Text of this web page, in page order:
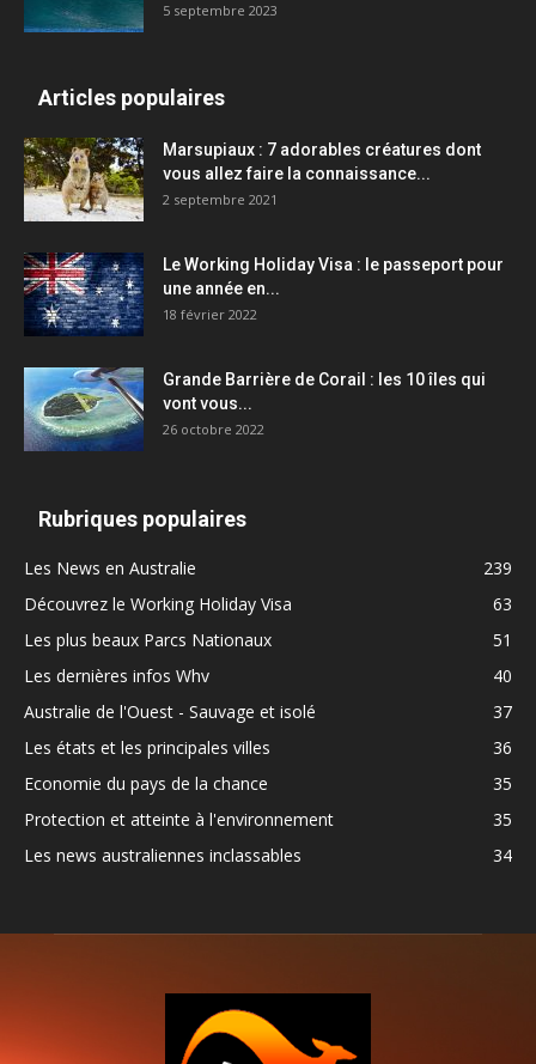
5 septembre 2023
Articles populaires
Marsupiaux : 7 adorables créatures dont
vous allez faire la connaissance...
2 septembre 2021
Le Working Holiday Visa : le passeport pour
une année en...
18 février 2022
Grande Barrière de Corail : les 10 îles qui
vont vous...
26 octobre 2022
Rubriques populaires
Les News en Australie
239
Découvrez le Working Holiday Visa
63
Les plus beaux Parcs Nationaux
51
Les dernières infos Whv
40
Australie de l'Ouest - Sauvage et isolé
37
Les états et les principales villes
36
Economie du pays de la chance
35
Protection et atteinte à l'environnement
35
Les news australiennes inclassables
34